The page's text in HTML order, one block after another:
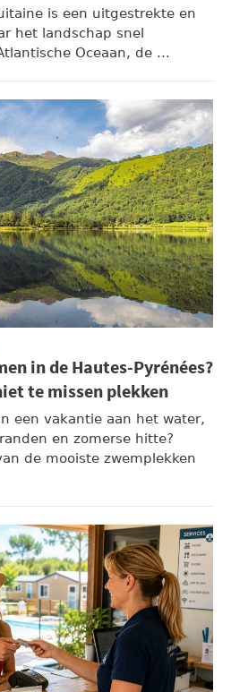
is een uitgestrekte en
het landschap snel
Oceaan, de ...
in de Hautes-Pyrénées?
te missen plekken
een vakantie aan het water,
en zomerse hitte?
de mooiste zwemplekken